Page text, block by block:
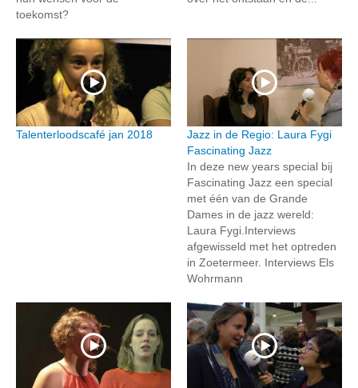
toekomst?
Talenterloodscafé jan 2018
Jazz in de Regio: Laura Fygi
Fascinating Jazz
In deze new years special bij
Fascinating Jazz een special
met één van de Grande
Dames in de jazz wereld:
Laura Fygi.Interviews
afgewisseld met het optreden
in Zoetermeer. Interviews Els
Wohrmann